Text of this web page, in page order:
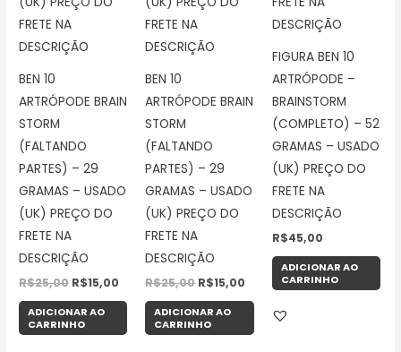
BEN 10
ARTRÓPODE BRAIN
STORM
(FALTANDO
PARTES) – 29
GRAMAS – USADO
(UK) PREÇO DO
FRETE NA
DESCRIÇÃO
R$25,00 R$15,00
ADICIONAR AO
CARRINHO
BEN 10
ARTRÓPODE BRAIN
STORM
(FALTANDO
PARTES) – 29
GRAMAS – USADO
(UK) PREÇO DO
FRETE NA
DESCRIÇÃO
R$25,00 R$15,00
ADICIONAR AO
CARRINHO
FIGURA BEN 10
ARTRÓPODE –
BRAINSTORM
(COMPLETO) – 52
GRAMAS – USADO
(UK) PREÇO DO
FRETE NA
DESCRIÇÃO
R$45,00
ADICIONAR AO
CARRINHO